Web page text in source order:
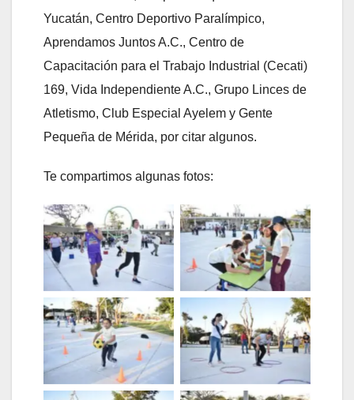
Yucatán, Centro Deportivo Paralímpico,
Aprendamos Juntos A.C., Centro de
Capacitación para el Trabajo Industrial (Cecati)
169, Vida Independiente A.C., Grupo Linces de
Atletismo, Club Especial Ayelem y Gente
Pequeña de Mérida, por citar algunos.
Te compartimos algunas fotos:
Sin leyenda Sin leyenda
Sin leyenda Sin leyenda